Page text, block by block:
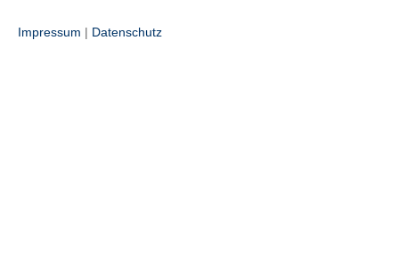
Impressum | Datenschutz